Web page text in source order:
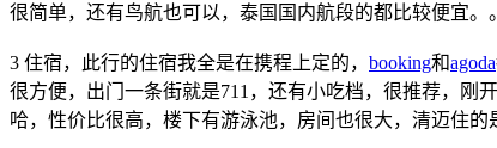
很简单，还有鸟航也可以，泰国国内航段的都比较便宜。
3 住宿，此行的住宿我全是在携程上定的， booking和agoda
很方便，出门一条街就是711，还有小吃档，很推荐，刚
哈，性价比很高，楼下有游泳池，房间也很大，清迈住